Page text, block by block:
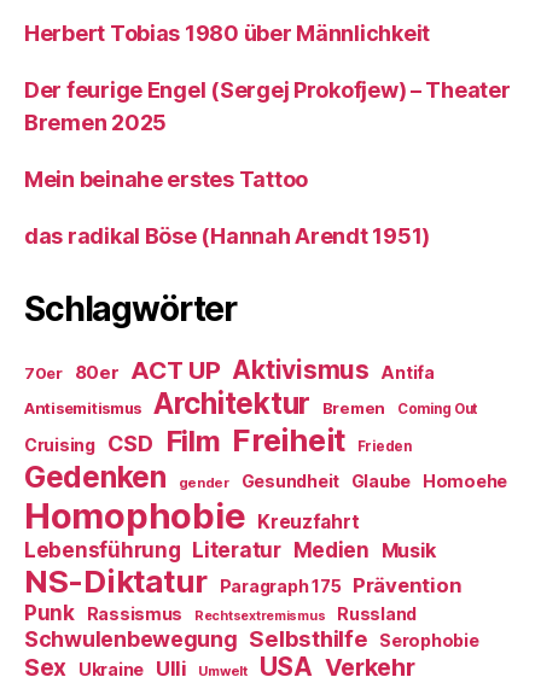
Herbert Tobias 1980 über Männlichkeit
Der feurige Engel (Sergej Prokofjew) – Theater
Bremen 2025
Mein beinahe erstes Tattoo
das radikal Böse (Hannah Arendt 1951)
Schlagwörter
70er 80er ACT UP Aktivismus Antifa
Antisemitismus Architektur Bremen Coming Out
Cruising CSD Film Freiheit Frieden
Gedenken gender Gesundheit Glaube Homoehe
Homophobie Kreuzfahrt
Lebensführung Literatur Medien Musik
NS-Diktatur Paragraph 175
Prävention
Punk
Rassismus Rechtsextremismus Russland
Schwulenbewegung Selbsthilfe Serophobie
Sex Ukraine Ulli Umwelt USA Verkehr